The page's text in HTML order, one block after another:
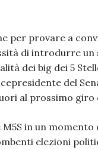
per provare a
di introdurre un
dei big dei 5
del
al prossimo giro
in un
elezioni